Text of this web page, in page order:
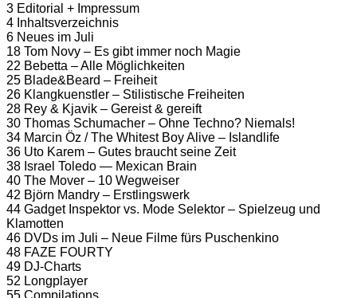
3 Editorial + Impressum
4 Inhaltsverzeichnis
6 Neues im Juli
18 Tom Novy – Es gibt immer noch Magie
22 Bebetta – Alle Möglichkeiten
25 Blade&Beard – Freiheit
26 Klangkuenstler – Stilistische Freiheiten
28 Rey & Kjavik – Gereist & gereift
30 Thomas Schumacher – Ohne Techno? Niemals!
34 Marcin Öz / The Whitest Boy Alive – Islandlife
36 Uto Karem – Gutes braucht seine Zeit
38 Israel Toledo — Mexican Brain
40 The Mover – 10 Wegweiser
42 Björn Mandry – Erstlingswerk
44 Gadget Inspektor vs. Mode Selektor – Spielzeug und
Klamotten
46 DVDs im Juli – Neue Filme fürs Puschenkino
48 FAZE FOURTY
49 DJ-Charts
52 Longplayer
55 Compilations